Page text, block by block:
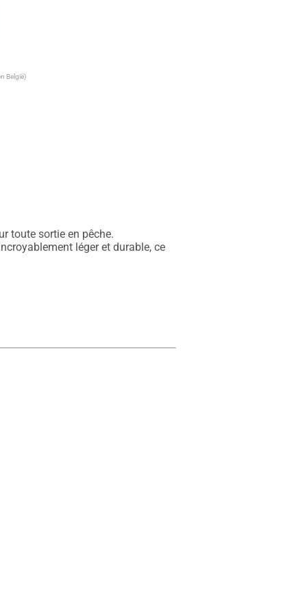
België)
toute sortie en pêche.
léger et durable, ce